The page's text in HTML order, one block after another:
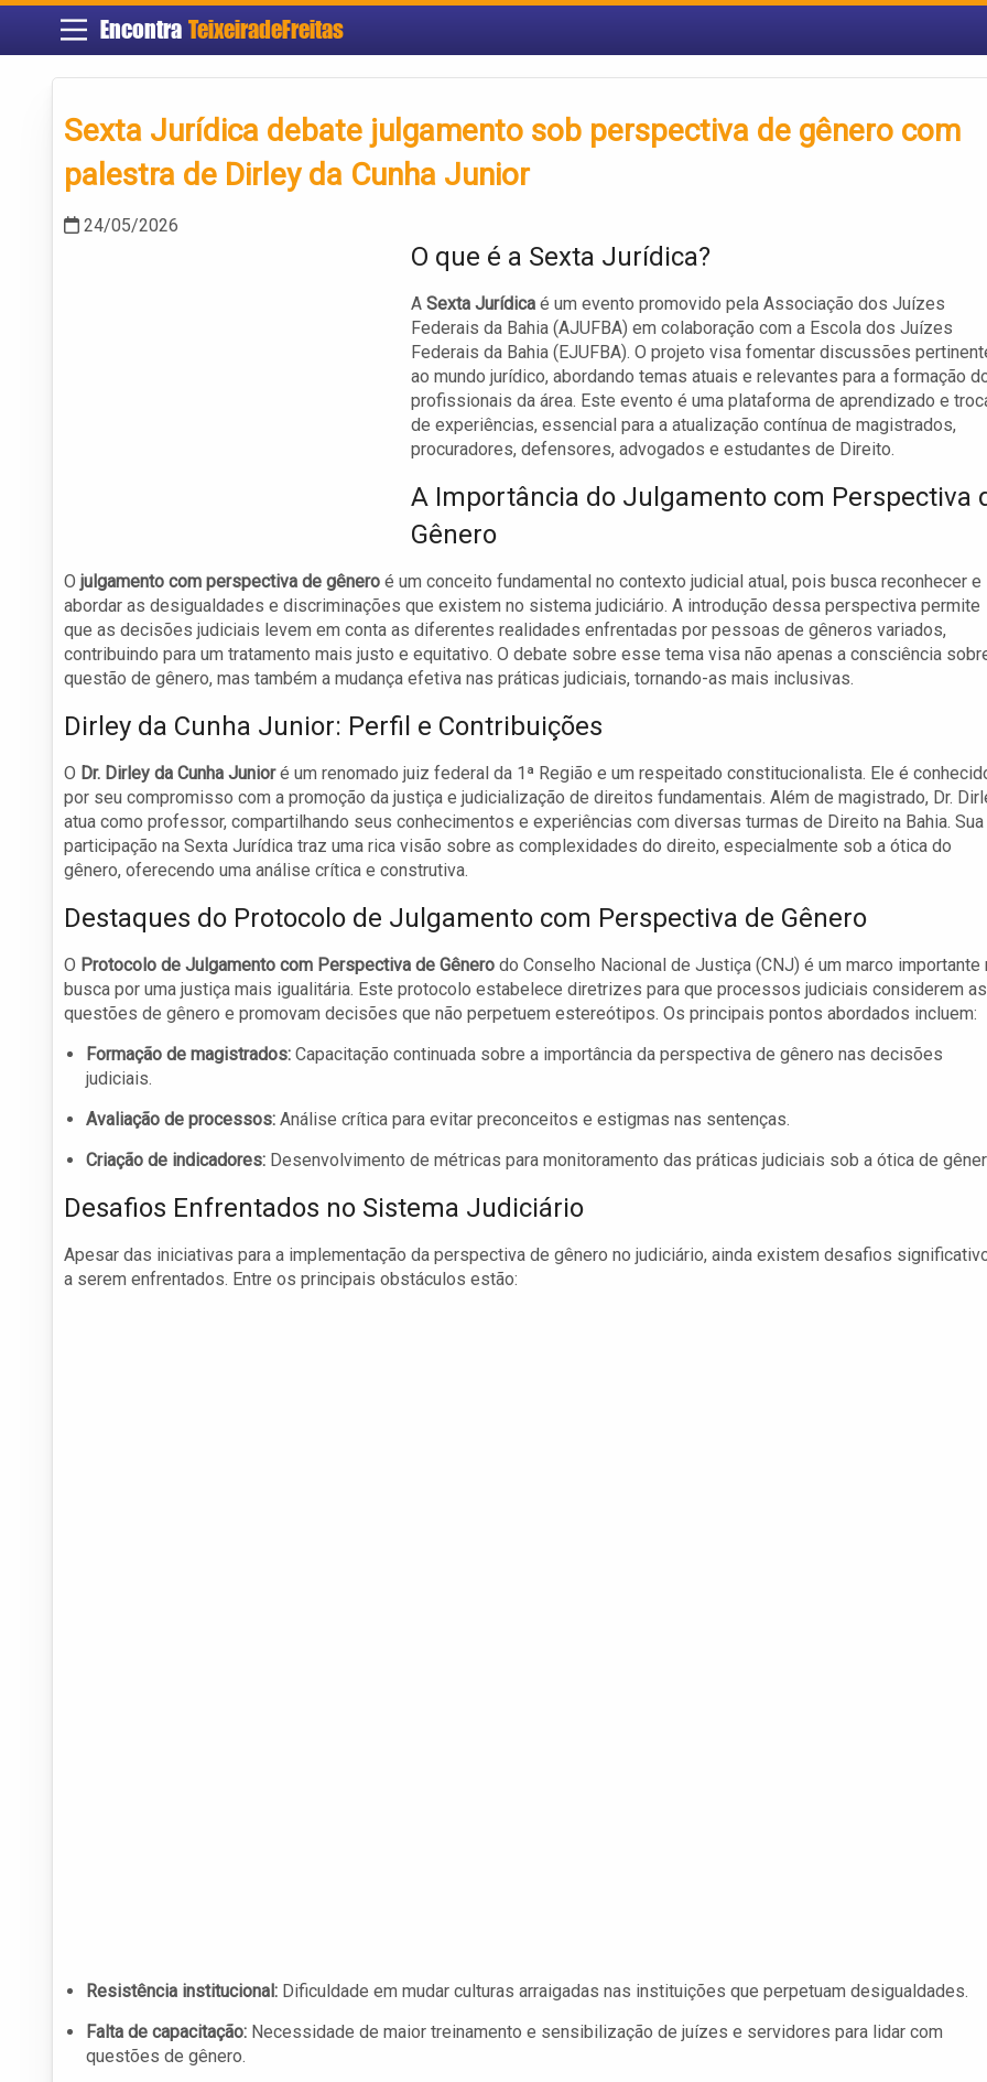
Encontra TeixeiradeFreitas
Sexta Jurídica debate julgamento sob perspectiva de gênero com
palestra de Dirley da Cunha Junior
24/05/2026
O que é a Sexta Jurídica?
A Sexta Jurídica é um evento promovido pela Associação dos Juízes
Federais da Bahia (AJUFBA) em colaboração com a Escola dos Juízes
Federais da Bahia (EJUFBA). O projeto visa fomentar discussões
ao mundo jurídico, abordando temas atuais e relevantes para a formação
profissionais da área. Este evento é uma plataforma de aprendizado e
de experiências, essencial para a atualização contínua de magistrados,
procuradores, defensores, advogados e estudantes de Direito.
A Importância do Julgamento com Perspectiva
Gênero
O julgamento com perspectiva de gênero é um conceito fundamental no contexto judicial atual, pois busca reconhecer e
abordar as desigualdades e discriminações que existem no sistema judiciário. A introdução dessa perspectiva permite
que as decisões judiciais levem em conta as diferentes realidades enfrentadas por pessoas de gêneros variados,
contribuindo para um tratamento mais justo e equitativo. O debate sobre esse tema visa não apenas a consciência
questão de gênero, mas também a mudança efetiva nas práticas judiciais, tornando-as mais inclusivas.
Dirley da Cunha Junior: Perfil e Contribuições
O Dr. Dirley da Cunha Junioré um renomado juiz federal da 1ª Região e um respeitado constitucionalista. Ele é
por seu compromisso com a promoção da justiça e judicialização de direitos fundamentais. Além de magistrado, Dr.
atua como professor, compartilhando seus conhecimentos e experiências com diversas turmas de Direito na Bahia. Sua
participação na Sexta Jurídica traz uma rica visão sobre as complexidades do direito, especialmente sob a ótica do
gênero, oferecendo uma análise crítica e construtiva.
Destaques do Protocolo de Julgamento com Perspectiva de Gênero
O Protocolo de Julgamento com Perspectiva de Gênero do Conselho Nacional de Justiça (CNJ) é um marco importante
busca por uma justiça mais igualitária. Este protocolo estabelece diretrizes para que processos judiciais considerem as
questões de gênero e promovam decisões que não perpetuem estereótipos. Os principais pontos abordados incluem:
Formação de magistrados: Capacitação continuada sobre a importância da perspectiva de gênero nas decisões
judiciais.
Avaliação de processos: Análise crítica para evitar preconceitos e estigmas nas sentenças.
Criação de indicadores: Desenvolvimento de métricas para monitoramento das práticas judiciais sob a ótica de
Desafios Enfrentados no Sistema Judiciário
Apesar das iniciativas para a implementação da perspectiva de gênero no judiciário, ainda existem desafios
a serem enfrentados. Entre os principais obstáculos estão:
Resistência institucional: Dificuldade em mudar culturas arraigadas nas instituições que perpetuam desigualdades.
Falta de capacitação: Necessidade de maior treinamento e sensibilização de juízes e servidores para lidar com
questões de gênero.